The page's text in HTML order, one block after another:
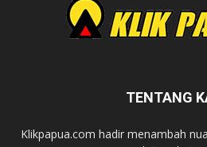
TENTANG
Klikpapua.com hadir menambah